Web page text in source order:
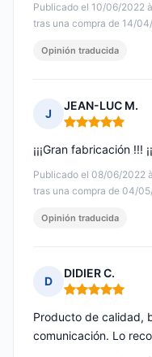
Publicado el 10/06/2022
tras una compra de 14/
Opinión traducida
J
JEAN-LUC M.
Nota: 5 de 5
Publicado el 08/06/2022
tras una compra de 04/
¡¡¡Gran fabricación !!!
Opinión traducida
D
DIDIER C.
Nota: 5 de 5
Producto de calidad,
comunicación. Lo